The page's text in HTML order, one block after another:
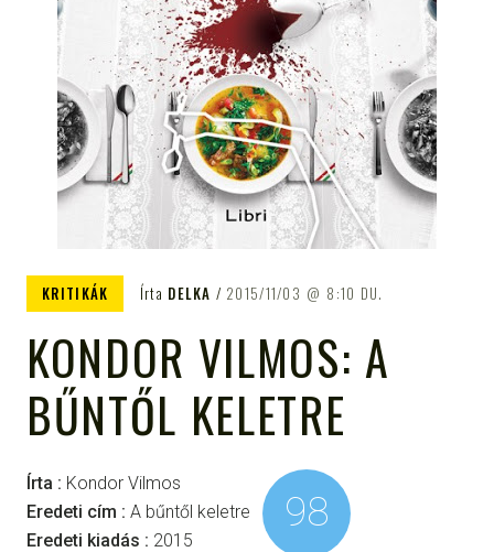
KRITIKÁK Írta DELKA 2015/11/03 8:10 DU.
KONDOR VILMOS: A
BŰNTŐL KELETRE
Írta : Kondor Vilmos
Eredeti cím : A bűntől keletre
Eredeti kiadás : 2015
98